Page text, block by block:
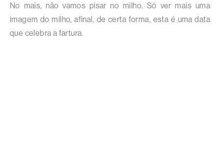
No mais, não vamos pisar no milho. Só ver mais uma
imagem do milho, afinal, de certa forma, esta é uma data
que celebra a fartura.